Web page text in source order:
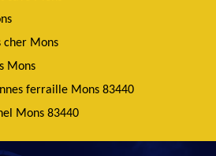
cher Mons
Mons
ferraille Mons 83440
Mons 83440